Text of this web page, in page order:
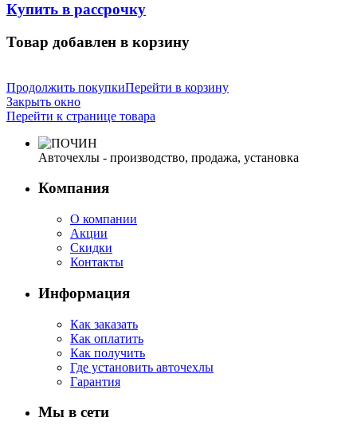
Купить в рассрочку
Товар добавлен в корзину
Продолжить покупкиПерейти в корзину
Закрыть окно
Перейти к странице товара
Авточехлы - производство, продажа, установка
Компания
О компании
Акции
Скидки
Контакты
Информация
Как заказать
Как оплатить
Как получить
Где установить авточехлы
Гарантия
Мы в сети